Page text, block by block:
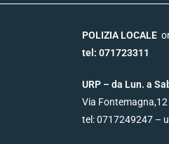
POLIZIA LOCALE
tel: 071723311
URP – da Lun. a
Via Fontemagna,12
tel:0717249247–